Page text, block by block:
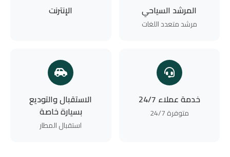
المرشد السياحي
مرشد متعدد اللغات
الإنترنت
خدمة عملاء 24/7
متوفرة 24/7
الاستقبال والتوديع
بسيارة خاصة
استقبال المطار